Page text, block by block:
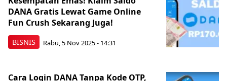
BISNIS
DANA Gratis Lewat Game Online
Fun Crush Sekarang Juga!
Rabu, 5 Nov 2025 - 14:31
Cara Login DANA Tanpa Kode OTP,